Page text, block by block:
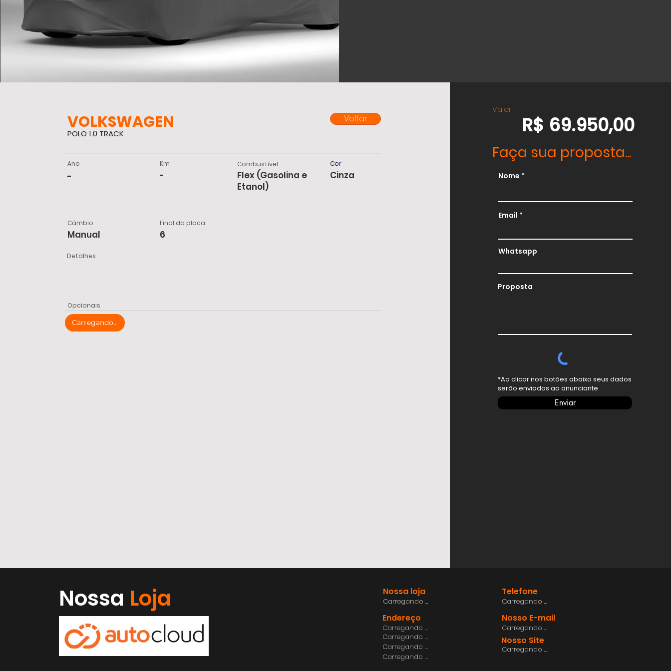
VOLKSWAGEN
POLO 1.0 TRACK
Voltar
Ano
-
Km
-
Combustível
Flex (Gasolina e
Etanol)
Cor
Cinza
Câmbio
Manual
Final da placa
6
Detalhes
Opcionais
Carregando...
Valor
R$ 69.950,00
Faça sua proposta...
Nome
Email
Whatsapp
Proposta
*Ao clicar nos botões abaixo seus dados
serão enviados ao anunciante.
Enviar
Nossa Loja Nossa loja
Carregando ...
Telefone
Carregando ...
Endereço
Carregando ...
Carregando ...
Carregando ...
Carregando ...
Nosso E-mail
Carregando ...
Carregando ...
Nosso Site